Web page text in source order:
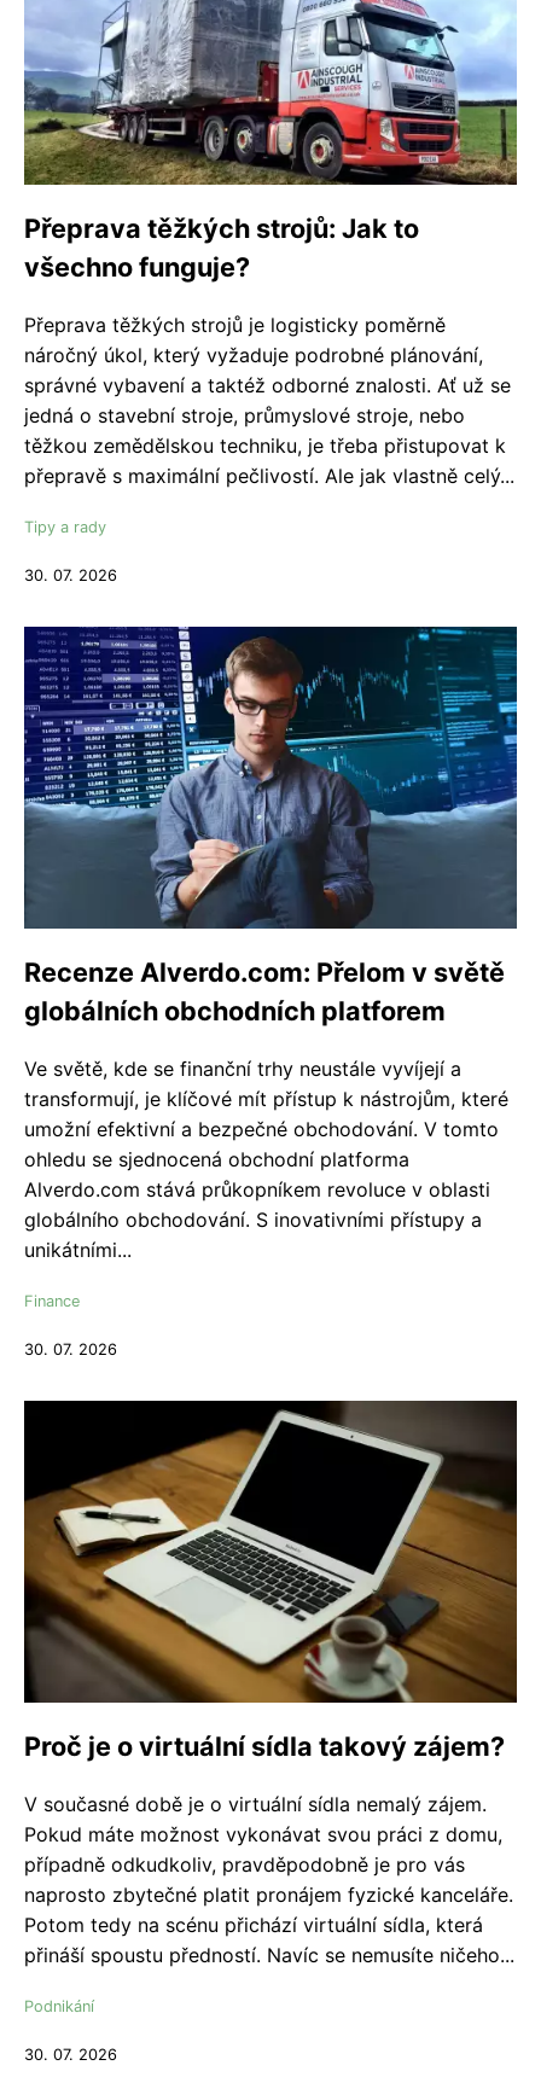
Přeprava těžkých strojů: Jak to
všechno funguje?
Přeprava těžkých strojů je logisticky poměrně
náročný úkol, který vyžaduje podrobné plánování,
správné vybavení a taktéž odborné znalosti. Ať už se
jedná o stavební stroje, průmyslové stroje, nebo
těžkou zemědělskou techniku, je třeba přistupovat k
přepravě s maximální pečlivostí. Ale jak vlastně celý...
Tipy a rady
30. 07. 2026
Recenze Alverdo.com: Přelom v světě
globálních obchodních platforem
Ve světě, kde se finanční trhy neustále vyvíjejí a
transformují, je klíčové mít přístup k nástrojům, které
umožní efektivní a bezpečné obchodování. V tomto
ohledu se sjednocená obchodní platforma
Alverdo.com stává průkopníkem revoluce v oblasti
globálního obchodování. S inovativními přístupy a
unikátními...
Finance
30. 07. 2026
Proč je o virtuální sídla takový zájem?
V současné době je o virtuální sídla nemalý zájem.
Pokud máte možnost vykonávat svou práci z domu,
případně odkudkoliv, pravděpodobně je pro vás
naprosto zbytečné platit pronájem fyzické kanceláře.
Potom tedy na scénu přichází virtuální sídla, která
přináší spoustu předností. Navíc se nemusíte ničeho...
Podnikání
30. 07. 2026